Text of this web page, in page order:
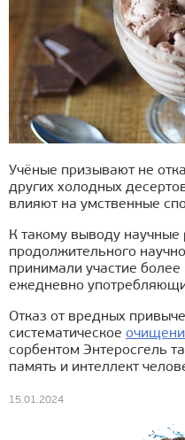
Учёные призывают не
других холодных
влияют на умственные
К такому выводу
продолжительного
принимали участие более
ежедневно
Отказ от вредных
систематическое
сорбентом Энтеросгель
память и интеллект
15.01.2024